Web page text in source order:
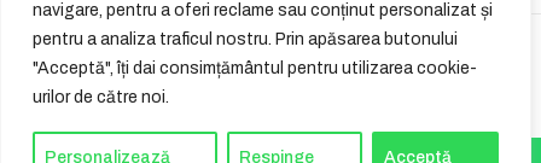
navigare, pentru a oferi reclame sau conținut personalizat și
pentru a analiza traficul nostru. Prin apăsarea butonului
"Acceptă", îți dai consimțământul pentru utilizarea cookie-
urilor de către noi.
Personalizează Respinge Acceptă
© 2026QUIQ ONLINE SERVICES S.R.L.
Reguli Generale